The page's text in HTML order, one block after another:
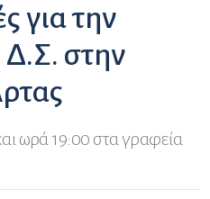
για την
Δ.Σ. στην
ωρά 19:00 στα γραφεία